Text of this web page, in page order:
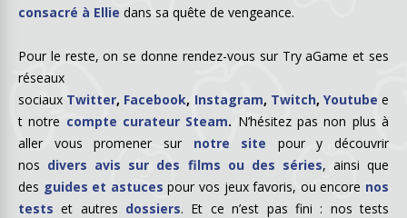
consacré à Ellie dans sa quête de vengeance.
Pour le reste, on se donne rendez-vous sur Try aGame et ses
réseaux
sociaux Twitter, Facebook, Instagram, Twitch, Youtubee
t notre compte curateur Steam. N’hésitez pas non plus à
aller vous promener sur notre site pour y découvrir
nos divers avis sur des films ou des séries, ainsi que
des guides et astuces pour vos jeux favoris, ou encore nos
tests et autres dossiers. Et ce n’est pas fini : nos tests